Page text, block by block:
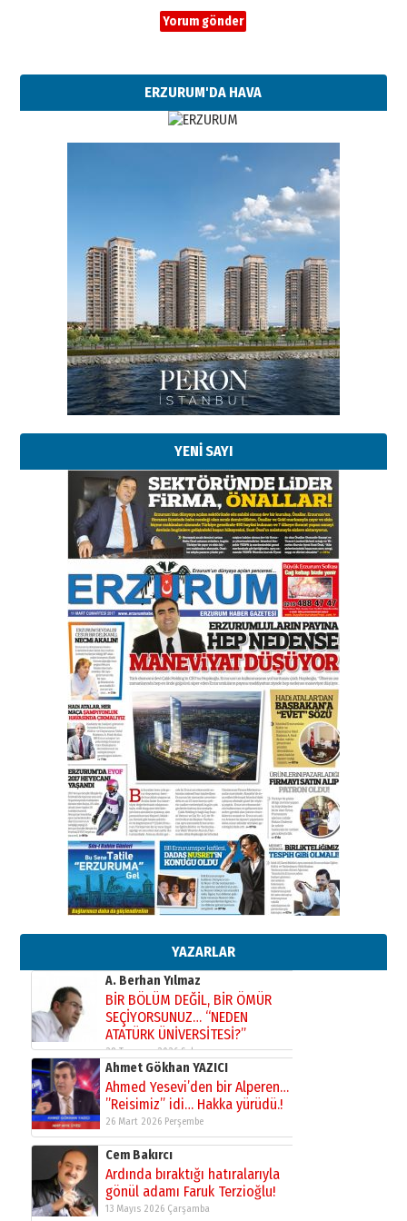
ERZURUM'DA HAVA
YENİ SAYI
YAZARLAR
Esat BİNDESEN
Başkan Sekmen’den Erzurum’a
bir vizyon proje daha!
02 Ağustos 2026 Pazar
Kadir SABUNCUOĞLU
Erzurumspor’un köşe taşları
29 Haziran 2026 Pazartesi
Kenan GÜLERCİ
Murat Şahsuvaroğlu ERKON’da
çıtayı yukarı taşırken,
yönetimdekiler aşağı
çekmemeli!
17 Şubat 2026 SalıOrhan BOZKURT
Bir fotoğraf, bir şehir, bir
gazeteci… Dizginler kimin
elinde?
31 Mart 2026 Salı
A. Berhan Yılmaz
ATATÜRK ÜNİVERSİTESİ?”
28 Temmuz 2026 Salı
Ahmet Gökhan YAZICI
Ahmed Yesevi’den bir Alperen…
”Reisimiz” idi… Hakka yürüdü.!
26 Mart 2026 Perşembe
Cem Bakırcı
Ardında bıraktığı hatıralarıyla
gönül adamı Faruk Terzioğlu!
Esat BİNDESEN
Başkan Sekmen’den Erzurum’a
bir vizyon proje daha!